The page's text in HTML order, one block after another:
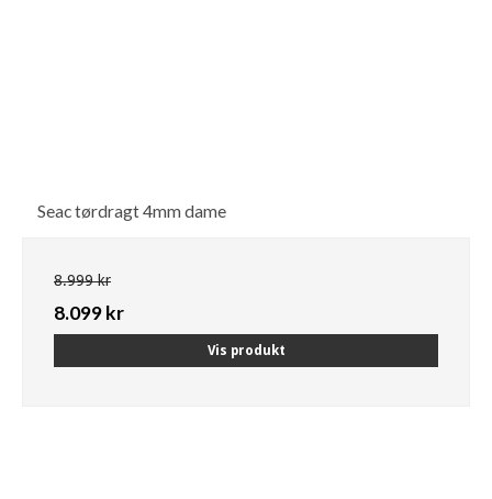
Seac tørdragt 4mm dame
8.999 kr
8.099 kr
Vis produkt